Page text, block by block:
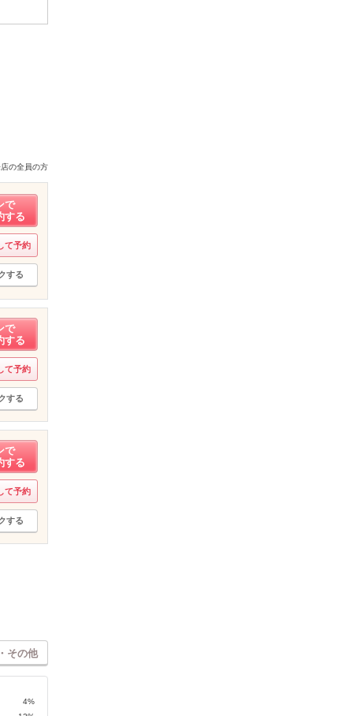
の全員の方
で
する
て予約
する
で
する
て予約
する
で
する
て予約
する
その他
4%